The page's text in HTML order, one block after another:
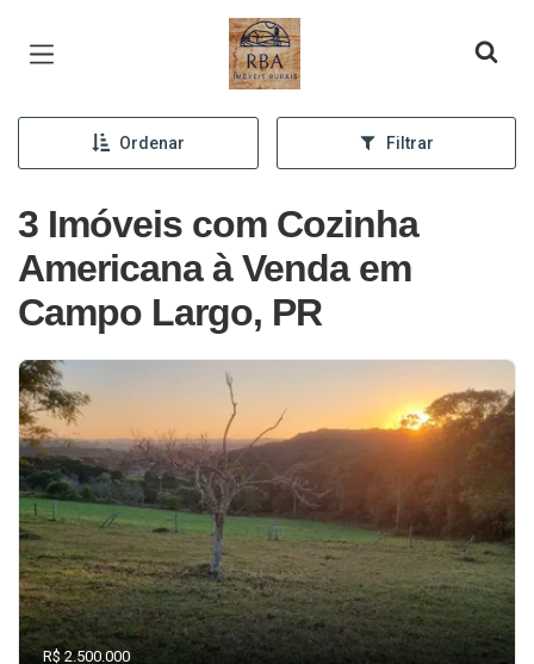
Página inicial
Ordenar Filtrar
3 Imóveis com Cozinha
Americana à Venda em
Campo Largo, PR
R$ 2.500.000